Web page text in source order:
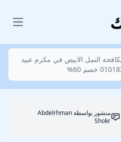
النمل الابيض في مكرم عبيد
خصم 60%
منشور بواسطةAbdelrhman
Shokr